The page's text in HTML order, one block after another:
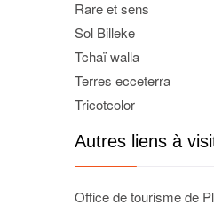
Rare et sens
Sol Billeke
Tchaï walla
Terres ecceterra
Tricotcolor
Autres liens à
Office de tourisme de